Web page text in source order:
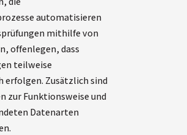
automatisieren
mithilfe von
offenlegen, dass
teilweise
Zusätzlich sind
zur Funktionsweise und
Datenarten